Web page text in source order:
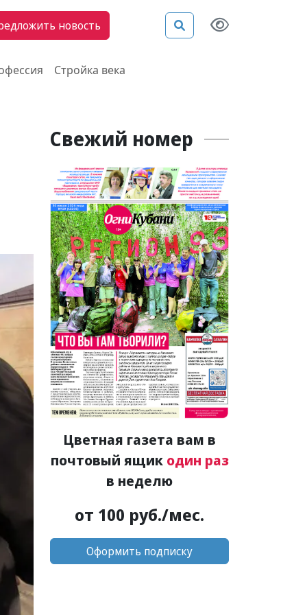
новость
Стройка века
Свежий номер
Цветная газета вам в
почтовый ящик один раз
в неделю
от 100 руб./мес.
Оформить подписку